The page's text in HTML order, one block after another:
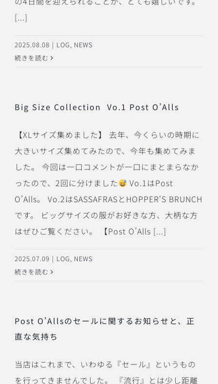
[...]
2025.08.08 | LOG, NEWS
続きを読む
Big Size Collection Vo.1 Post O’Alls
【XLサイズ集めました】 去年、今くらいの時期に
大きいサイズ集めてみたので、今年も集めてみま
した。 今回は一口コメントが一口にまとまらなか
ったので、2回に分けました
Vo.1はPost
O’Alls。 Vo.2はSASSAFRASとHOPPER‘S BRUNCH
です。 ビッグサイズの服がお好きな方、大柄な方
はぜひご覧ください。 【Post O’Alls [...]
2025.07.09 | LOG, NEWS
続きを読む
Post O’Allsのセールに関するお知らせと、正
直な気持ち
当店はこれまで、いわゆる『セール』というもの
を行ってきませんでした。 『流行』とは少し距離